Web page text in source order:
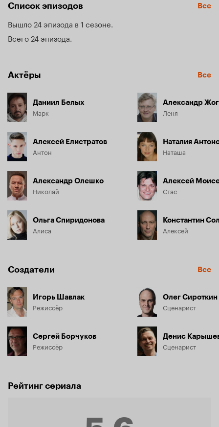
Список эпизодов Все
Вышло 24 эпизода в 1 сезоне
Всего 24 эпизода
Актёры Все
Даниил Белых
Марк
Алексей Елистратов
Антон
Александр Олешко
Николай
Ольга Спиридонова
Алиса
Александр
Леня
Наталия
Наташа
Алексей
Стас
Константин
Алексей
Создатели Все
Игорь Шавлак
Режиссёр
Сергей Борчуков
Режиссёр
Олег Сироткин
Сценарист
Денис
Сценарист
Рейтинг сериала